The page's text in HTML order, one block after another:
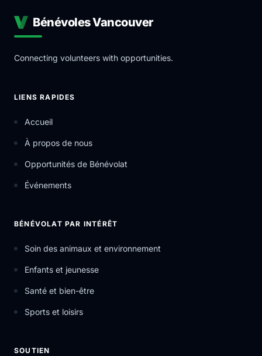
Bénévoles Vancouver
Connecting volunteers with opportunities.
LIENS RAPIDES
Accueil
À propos de nous
Opportunités de Bénévolat
Événements
BÉNÉVOLAT PAR INTÉRÊT
Soin des animaux et environnement
Enfants et jeunesse
Santé et bien-être
Sports et loisirs
SOUTIEN